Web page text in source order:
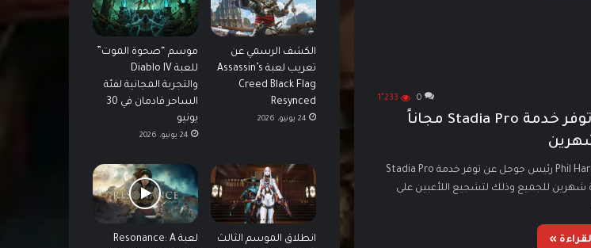
0 1٬233
جوجل توفر خدمة Stadia Pro مجاناً
أعلن Phil Harrison رئيس جوجل عن توفر خدمة Stadia Pro
شهرين للجميع وذلك لتشجيع اللأعبين على
»
الكشف الرسمي عن
تعريب لعبة Assassin’s
Creed Black Flag
Resynced
24 يونيو، 2026
موسم “صحوة الموت”
للعبة Diablo IV
والتجربة المجانية لفئة
الساحر قادمان في 30
يونيو
24 يونيو، 2026
انطلاق الموسم الثالث
لعبة Resonance: A